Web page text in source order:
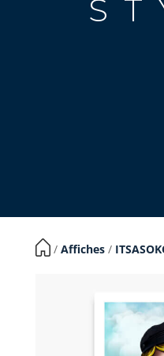
​ / Affiches/